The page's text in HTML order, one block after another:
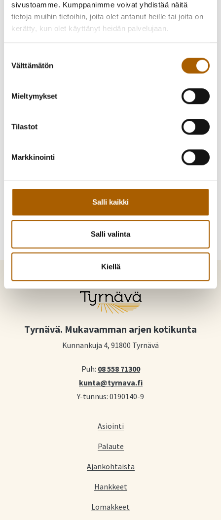
sivustoamme. Kumppanimme voivat yhdistää näitä
tietoja muihin tietoihin, joita olet antanut heille tai joita on
kerätty, kun olet käyttänyt heidän palvelujaan.
valinta
Välttämätön
Mieltymykset
Tilastot
Markkinointi
Salli kaikki
Salli valinta
Kiellä
Laskiaismäki Murron Peuranmäellä 15.2.
Tyrnävän seurakunnan laskiaismäki Murron Peuranmäellä.
Mäkikirkko klo 14, laavulla tulet.
Takaisin tapahtumiin
Kutsu kaveri mukaan!
Tyrnävä. Mukavamman arjen kotikunta
Kunnankuja 4, 91800 Tyrnävä
Puh: 08 558 71300
kunta@tyrnava.fi
Y-tunnus: 0190140-9
Asiointi
Palaute
Ajankohtaista
Hankkeet
Lomakkeet